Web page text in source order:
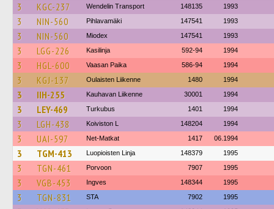
3 KGC-237 Wendelin Transport 148135 1993
3 NIN-560 Pihlavamäki 147541 1993
3 NIN-560 Miodex 147541 1993
3 LGG-226 Kasilinja 592-94 1994
3 HGL-600 Vaasan Paika 586-94 1994
3 KGJ-137 Oulaisten Liikenne 1480 1994
3 IIH-255 Kauhavan Liikenne 30001 1994
3 LEY-469 Turkubus 1401 1994
3 LGH-438 Koiviston L 148204 1994
3 UAI-597 Net-Matkat 1417 06.1994
3 TGM-413 Luopioisten Linja 148379 1995
3 TGN-461 Porvoon 7907 1995
3 VGB-453 Ingves 148344 1995
3 TGN-831 STA 7902 1995